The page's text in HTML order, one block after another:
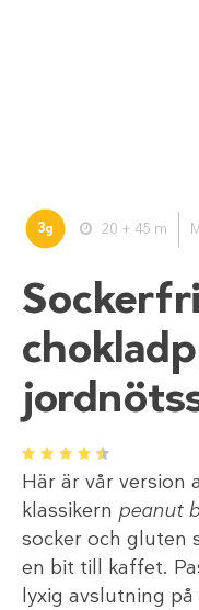
3g 20 + 45 m
1 2 3 4 5
Här är vår version
klassikern peanut
socker och gluten
en bit till kaffet.
lyxig avslutning